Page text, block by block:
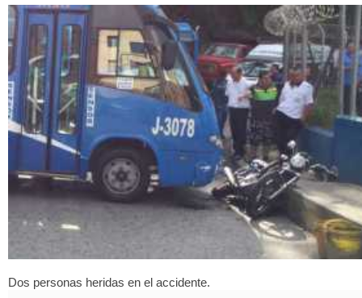
Dos personas heridas en el accidente.